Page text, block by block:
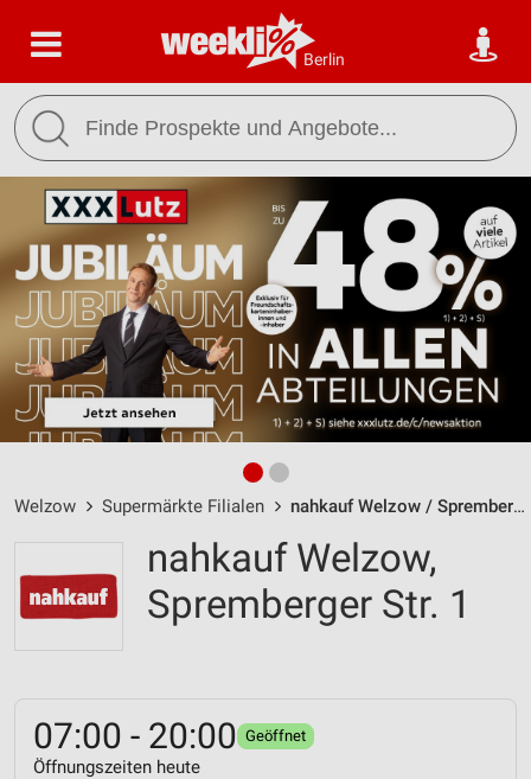
Berlin
Welzow Supermärkte Filialen nahkauf Welzow / Spremberger Str. 1 - Öffnungszeiten & Adresse
nahkauf Welzow,
Spremberger Str. 1
07:00 - 20:00 Geöffnet
Öffnungszeiten heute